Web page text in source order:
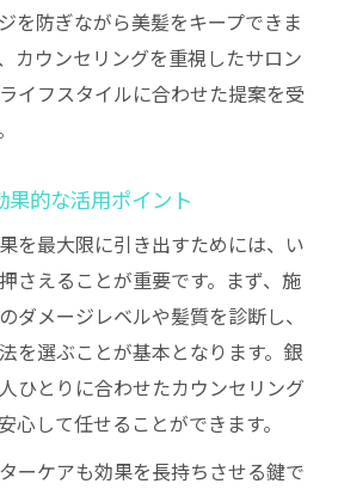
を防ぎながら美髪をキープできま
カウンセリングを重視したサロン
イフスタイルに合わせた提案を受
果的な活用ポイント
を最大限に引き出すためには、い
さえることが重要です。まず、施
ダメージレベルや髪質を診断し、
を選ぶことが基本となります。銀
ひとりに合わせたカウンセリング
心して任せることができます。
ーケアも効果を長持ちさせる鍵で